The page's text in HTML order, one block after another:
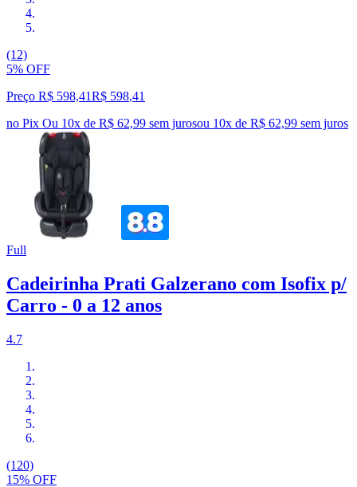
(12)
5% OFF
Preço R$ 598,41R$ 598,41
no Pix Ou 10x de R$ 62,99 sem jurosou 10x de R$ 62,99 sem juros
Full
Cadeirinha Prati Galzerano com Isofix p/
Carro - 0 a 12 anos
4.7
(120)
15% OFF